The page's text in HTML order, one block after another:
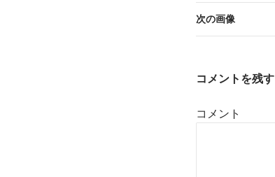
次の画像
コメントを残す
コメント